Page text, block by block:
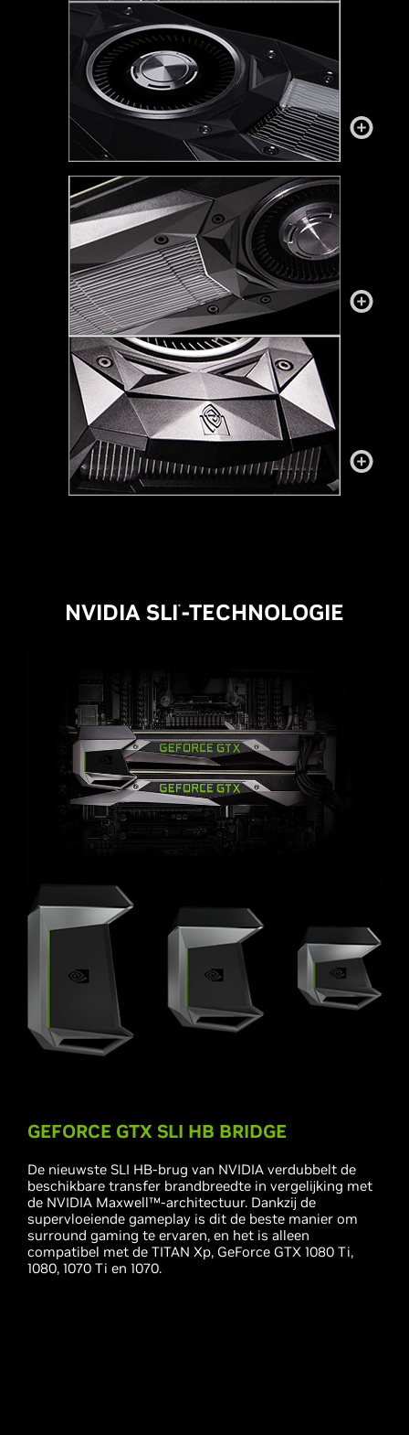
NVIDIA SLI®-TECHNOLOGIE
GEFORCE GTX SLI HB BRIDGE
De nieuwste SLI HB-brug van NVIDIA verdubbelt de
beschikbare transfer brandbreedte in vergelijking met
de NVIDIA Maxwell™-architectuur. Dankzij de
supervloeiende gameplay is dit de beste manier om
surround gaming te ervaren, en het is alleen
compatibel met de TITAN Xp, GeForce GTX 1080 Ti,
1080, 1070 Ti en 1070.